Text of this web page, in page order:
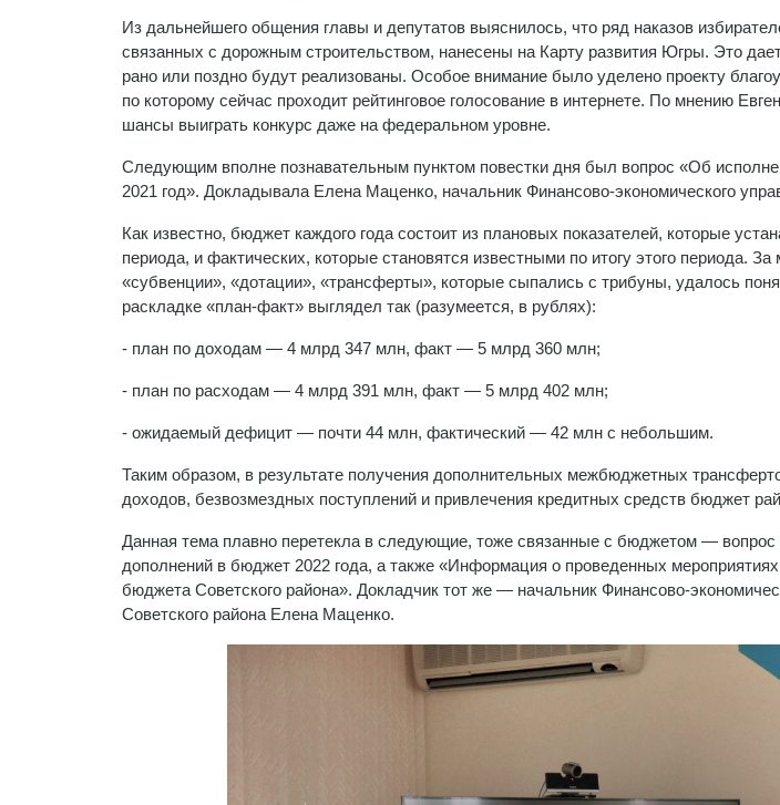
Из дальнейшего общения главы и депутатов выяснилось, что ряд наказов
связанных с дорожным строительством, нанесены на Карту развития Югры. Это
рано или поздно будут реализованы. Особое внимание было уделено проекту
по которому сейчас проходит рейтинговое голосование в интернете. По мнению
шансы выиграть конкурс даже на федеральном уровне.
Следующим вполне познавательным пунктом повестки дня был вопрос «Об
2021 год». Докладывала Елена Маценко, начальник Финансово-экономического
Как известно, бюджет каждого года состоит из плановых показателей, которые
периода, и фактических, которые становятся известными по итогу этого периода.
«субвенции», «дотации», «трансферты», которые сыпались с трибуны, удалось
раскладке «план-факт» выглядел так (разумеется, в рублях):
- план по доходам — 4 млрд 347 млн, факт — 5 млрд 360 млн;
- план по расходам — 4 млрд 391 млн, факт — 5 млрд 402 млн;
- ожидаемый дефицит — почти 44 млн, фактический — 42 млн с небольшим.
Таким образом, в результате получения дополнительных межбюджетных
доходов, безвозмездных поступлений и привлечения кредитных средств бюджет
Данная тема плавно перетекла в следующие, тоже связанные с бюджетом — вопрос
дополнений в бюджет 2022 года, а также «Информация о проведенных
бюджета Советского района». Докладчик тот же — начальник Финансово-
Советского района Елена Маценко.